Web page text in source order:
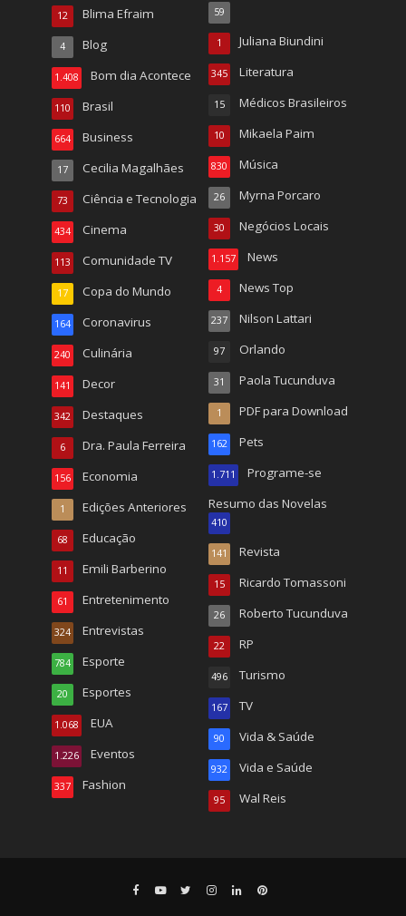
Blima Efraim
12
Blog
4
Bom dia Acontece
1.408
Brasil
110
Business
664
Cecilia Magalhães
17
Ciência e Tecnologia
73
Cinema
434
Comunidade TV
113
Copa do Mundo
17
Coronavirus
164
Culinária
240
Decor
141
Destaques
342
Dra. Paula Ferreira
6
Economia
156
Edições Anteriores
1
Educação
68
Emili Barberino
11
Entretenimento
61
Entrevistas
324
Esporte
784
Esportes
20
EUA
1.068
Eventos
1.226
Fashion
337
59
Juliana Biundini
1
Literatura
345
Médicos Brasileiros
15
Mikaela Paim
10
Música
830
Myrna Porcaro
26
Negócios Locais
30
News
1.157
News Top
4
Nilson Lattari
237
Orlando
97
Paola Tucunduva
31
PDF para Download
1
Pets
162
Programe-se
1.711
Resumo das Novelas
410
Revista
141
Ricardo Tomassoni
15
Roberto Tucunduva
26
RP
22
Turismo
496
TV
167
Vida & Saúde
90
Vida e Saúde
932
Wal Reis
95